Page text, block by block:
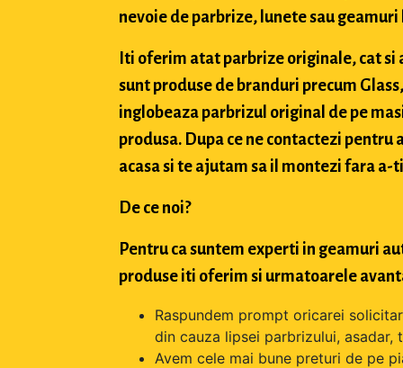
nevoie de parbrize, lunete sau
Iti oferim atat parbrize originale, cat
sunt produse de branduri precum
inglobeaza parbrizul original de pe
produsa. Dupa ce ne contactezi
acasa si te ajutam sa il montezi fara a-
De ce noi?
Pentru ca suntem experti in geamuri
produse iti oferim si urmatoarele
Raspundem prompt oricarei
din cauza lipsei parbrizului,
Avem cele mai bune preturi de pe